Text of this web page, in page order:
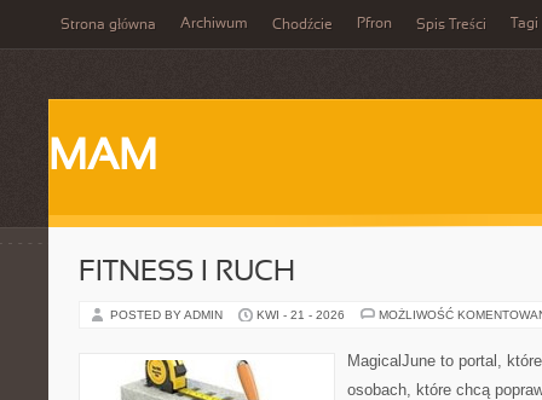
Strona główna Archiwum Chodźcie Pfron Spis Treści Tagi
MAM
FITNESS I RUCH
POSTED BY ADMIN KWI - 21 - 2026 MOŻLIWOŚĆ
MagicalJune to portal,
osobach, które chcą